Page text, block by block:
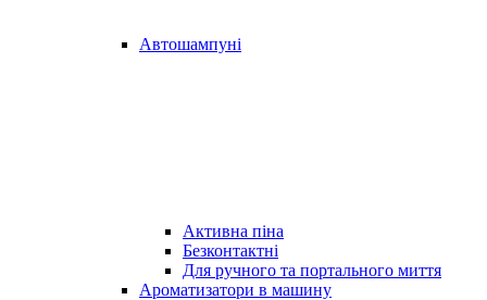
Автошампуні
Активна піна
Безконтактні
Для ручного та портального миття
Ароматизатори в машину